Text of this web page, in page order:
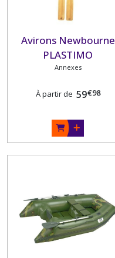
Avirons Newbourne
PLASTIMO
Annexes
À partir de 59€98